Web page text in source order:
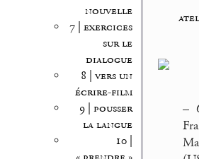
nouvelle
7 | exercices
sur le
dialogue
8 | vers un
écrire-film
9 | pousser
la langue
10 |
–